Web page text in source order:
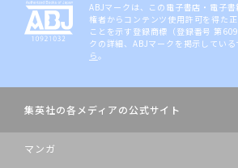
ABJマークは、この電子書店・電子
権者からコンテンツ使用許可を得た
ことを示す登録商標（登録番号 第
クの詳細、ABJマークを掲示してい
ら。
集英社の各メディアの公式サイト
マンガ